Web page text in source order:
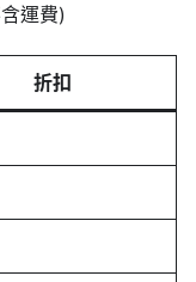
運費)
折扣